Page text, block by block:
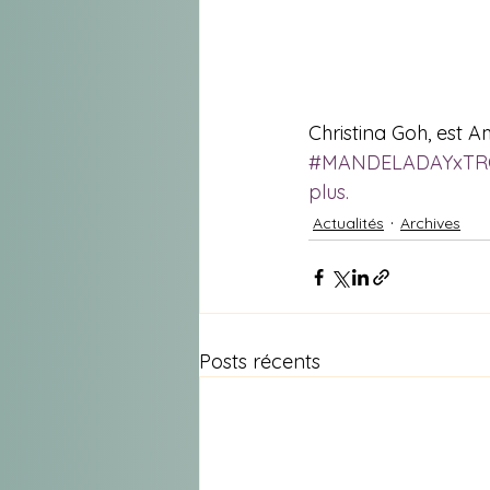
Christina Goh, est
plus.
Actualités Archives
Posts récents